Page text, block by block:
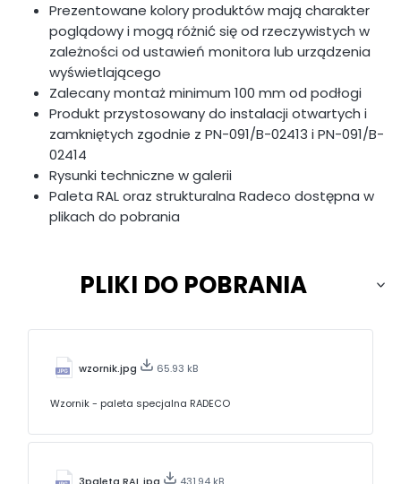
Prezentowane kolory produktów mają charakter
poglądowy i mogą różnić się od rzeczywistych w
zależności od ustawień monitora lub urządzenia
wyświetlającego
Zalecany montaż minimum 100 mm od podłogi
Produkt przystosowany do instalacji otwartych i
zamkniętych zgodnie z PN-091/B-02413 i PN-091/B-
02414
Rysunki techniczne w galerii
Paleta RAL oraz strukturalna Radeco dostępna w
plikach do pobrania
PLIKI DO POBRANIA
wzornik.jpg 65.93 kB
Wzornik - paleta specjalna RADECO